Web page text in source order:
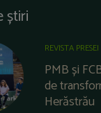
știri
REVISTA PRESEI
PMB și
de
Herăstrău